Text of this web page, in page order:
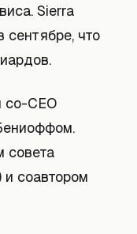
Sierra
что
со-CEO
совета
и соавтором